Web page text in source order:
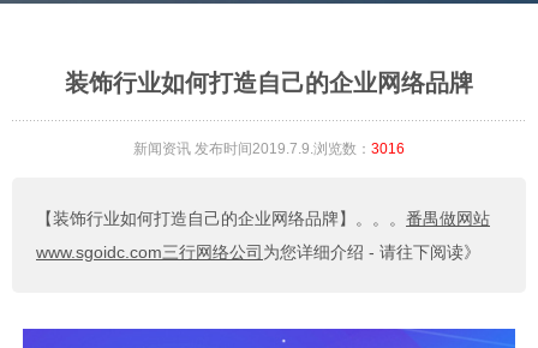
装饰行业如何打造自己的企业网络品牌
新闻资讯 发布时间2019.7.9.浏览数： 3016
【装饰行业如何打造自己的企业网络品牌】 。。。 番禺做网站
www.sgoidc.com三行网络公司 为您详细介绍 - 请往下阅读》